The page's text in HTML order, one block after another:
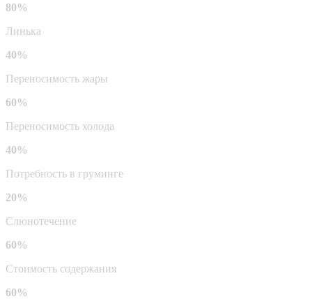
80%
Линька
40%
Переносимость жары
60%
Переносимость холода
40%
Потребность в груминге
20%
Слюнотечение
60%
Стоимость содержания
60%